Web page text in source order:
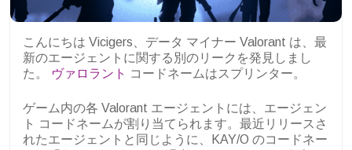
こんにちは Vicigers、データ マイナー Valorant は、最
新のエージェントに関する別のリークを発見しまし
た。
ヴァロラント コードネームはスプリンター。
ゲーム内の各 Valorant エージェントには、エージェン
ト コードネームが割り当てられます。最近リリースさ
れたエージェントと同じように、KAY/O のコードネー